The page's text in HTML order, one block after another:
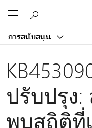
การสนับสนุน
ปรับปรุง:
พบสถิติที่